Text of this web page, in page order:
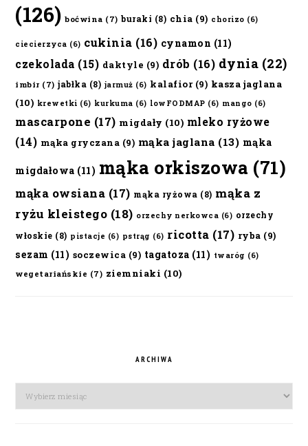
(126) boćwina (7) buraki (8) chia (9) chorizo (6)
ciecierzyca (6) cukinia (16) cynamon (11)
czekolada (15) daktyle (9) drób (16) dynia (22)
imbir (7) jabłka (8) jarmuż (6) kalafior(9) kasza jaglana
(10) krewetki (6) kurkuma (6) lowFODMAP (6) mango (6)
mascarpone (17) migdały (10) mleko ryżowe
(14) mąka gryczana (9) mąka jaglana (13) mąka
migdałowa (11) mąka orkiszowa (71)
mąka owsiana (17) mąka ryżowa (8) mąka z
ryżu kleistego (18) orzechy nerkowca (6) orzechy
włoskie (8) pistacje (6) pstrąg (6) ricotta (17) ryba (9)
sezam (11) soczewica (9) tagatoza (11) twaróg (6)
wegetariańskie (7) ziemniaki (10)
ARCHIWA
Archiwa